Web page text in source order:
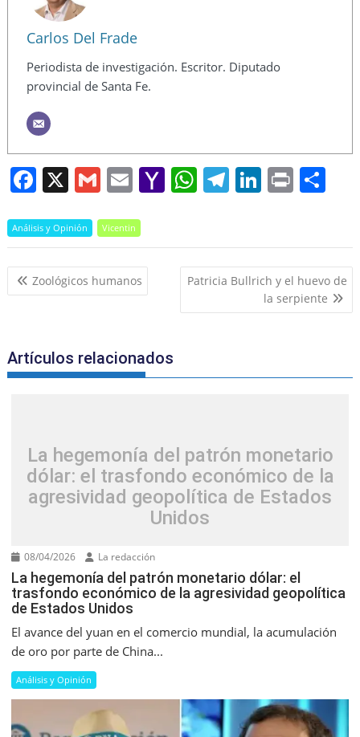
Carlos Del Frade
Periodista de investigación. Escritor. Diputado
provincial de Santa Fe.
F
c
e
b
k
X G
ai
l
E
ai
l
Y
o
M
l
W
s
A
p
T
gr
a
m
Li
e
dI
n
Pr
e
Análisis y Opinión Vicentin
Navegación
de
Zoológicos humanos
Patricia Bullrich y el huevo de
la serpiente
Artículos relacionados
La hegemonía del patrón monetario
dólar: el trasfondo económico de la
agresividad geopolítica de Estados
Unidos
08/04/2026 La redacción
La hegemonía del patrón monetario dólar: el
trasfondo económico de la agresividad geopolítica
de Estados Unidos
El avance del yuan en el comercio mundial, la acumulación
de oro por parte de China...
Análisis y Opinión